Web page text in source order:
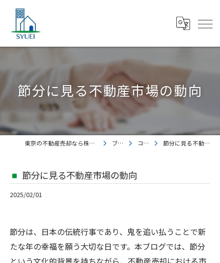
節分に見る不動産市場の動向
東京の不動産売却なら株式会社集英都市開発 ブログ コラム 節分に見る不動産市場の動向
節分に見る不動産市場の動向
2025/02/01
節分は、日本の伝統行事であり、鬼を追い払うことで新
たな年の幸福を願う大切な日です。本ブログでは、節分